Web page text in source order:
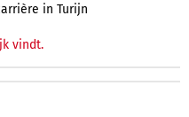
in Turijn
vindt.